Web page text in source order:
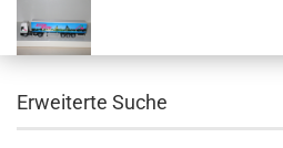
Erweiterte Suche